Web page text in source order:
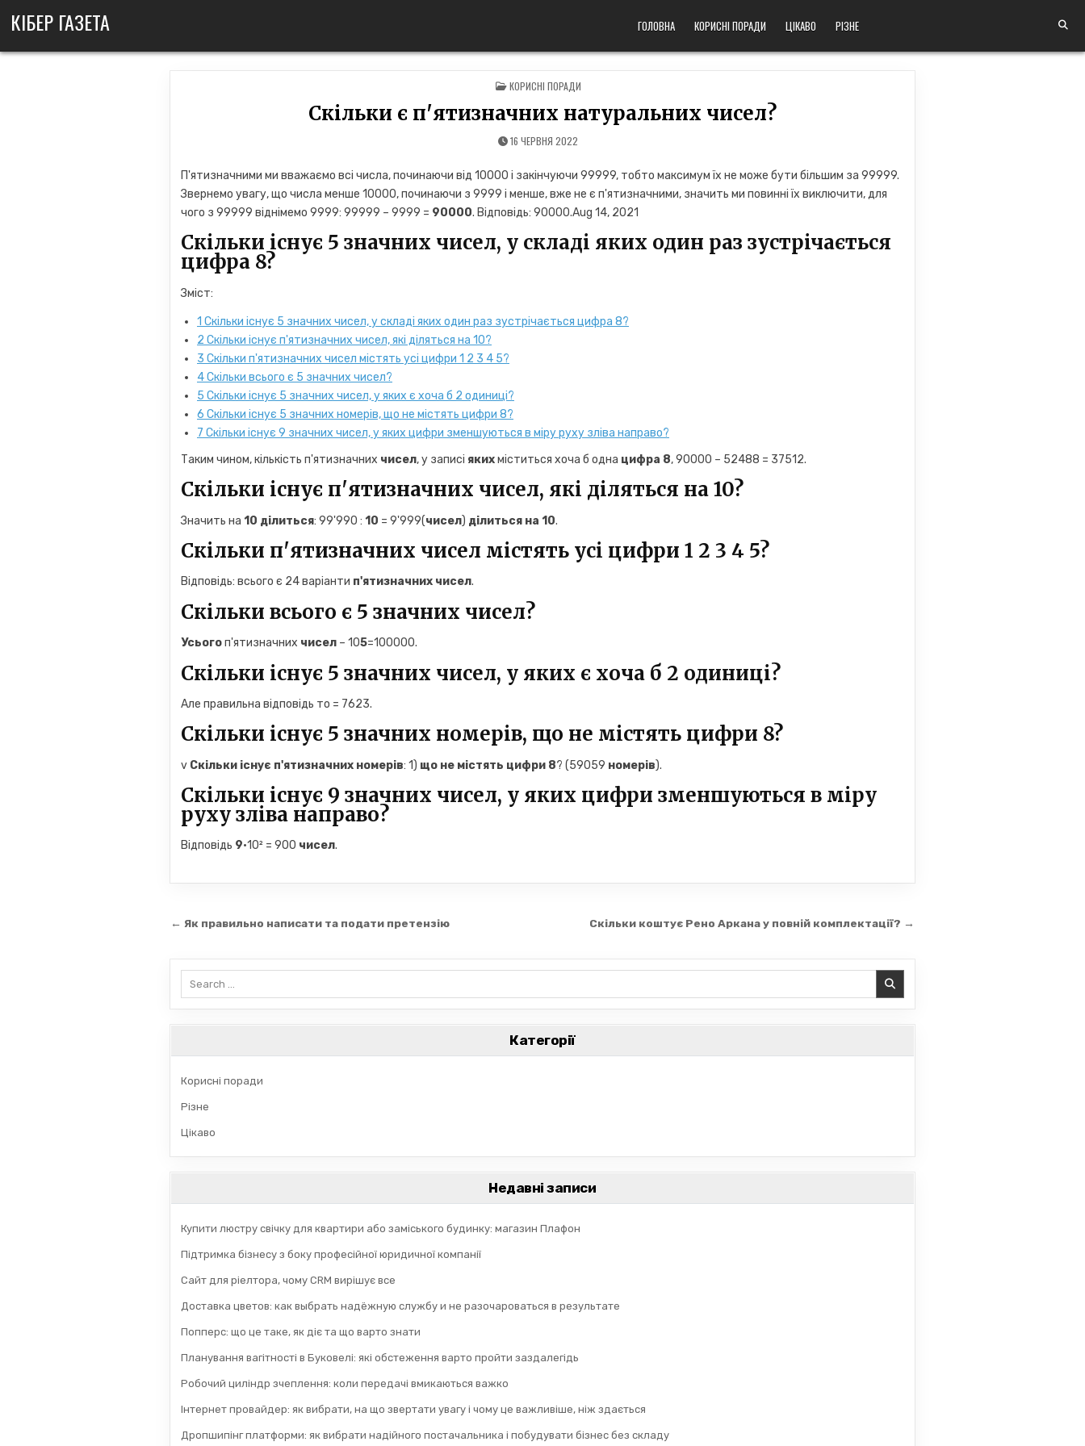
КІБЕР ГАЗЕТА ГОЛОВНА КОРИСНІ ПОРАДИ ЦІКАВО РІЗНЕ
POSTED
IN
КОРИСНІ ПОРАДИ
Скільки є п'ятизначних натуральних чисел?
16 ЧЕРВНЯ 2022
П'ятизначними ми вважаємо всі числа, починаючи від 10000 і закінчуючи 99999, тобто максимум їх не може бути більшим за 99999.
Звернемо увагу, що числа менше 10000, починаючи з 9999 і менше, вже не є п'ятизначними, значить ми повинні їх виключити, для
чого з 99999 віднімемо 9999: 99999 – 9999 = 90000. Відповідь: 90000.Aug 14, 2021
Скільки існує 5 значних чисел, у складі яких один раз зустрічається
цифра 8?
Зміст:
1 Скільки існує 5 значних чисел, у складі яких один раз зустрічається цифра 8?
2 Скільки існує п'ятизначних чисел, які діляться на 10?
3 Скільки п'ятизначних чисел містять усі цифри 1 2 3 4 5?
4Скільки всього є 5 значних чисел?
5 Скільки існує 5 значних чисел, у яких є хоча б 2 одиниці?
6 Скільки існує 5 значних номерів, що не містять цифри 8?
7 Скільки існує 9 значних чисел, у яких цифри зменшуються в міру руху зліва направо?
Таким чином, кількість п'ятизначних чисел, у записі якихміститься хоча б одна цифра 8, 90000 – 52488 = 37512.
Скільки існує п'ятизначних чисел, які діляться на 10?
Значить на 10 ділиться: 99'990 : 10 = 9'999(чисел) ділиться на 10.
Скільки п'ятизначних чисел містять усі цифри 1 2 3 4 5?
Відповідь: всього є 24 варіанти п'ятизначних чисел.
Скільки всього є 5 значних чисел?
Усьогоп'ятизначних чисел – 105=100000.
Скільки існує 5 значних чисел, у яких є хоча б 2 одиниці?
Але правильна відповідь то = 7623.
Скільки існує 5 значних номерів, що не містять цифри 8?
v Скільки існує п'ятизначних номерів: 1) що не містять цифри 8? (59059 номерів).
Скільки існує 9 значних чисел, у яких цифри зменшуються в міру
руху зліва направо?
Відповідь 9·10² = 900 чисел.
Навігація Скільки коштує Рено Аркана у повній комплектації? →
← Як правильно написати та подати претензію
Категорії
Корисні поради
Різне
Цікаво
Недавні записи
Купити люстру свічку для квартири або заміського будинку: магазин Плафон
Підтримка бізнесу з боку професійної юридичної компанії
Сайт для ріелтора, чому CRM вирішує все
Доставка цветов: как выбрать надёжную службу и не разочароваться в результате
Попперс: що це таке, як діє та що варто знати
Планування вагітності в Буковелі: які обстеження варто пройти заздалегідь
Робочий циліндр зчеплення: коли передачі вмикаються важко
Інтернет провайдер: як вибрати, на що звертати увагу і чому це важливіше, ніж здається
Дропшипінг платформи: як вибрати надійного постачальника і побудувати бізнес без складу